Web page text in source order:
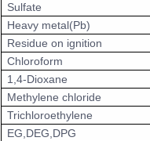
Sulfate
Heavy metal(Pb)
Residue on ignition
Chloroform
1,4-Dioxane
Methylene chloride
Trichloroethylene
EG,DEG,DPG